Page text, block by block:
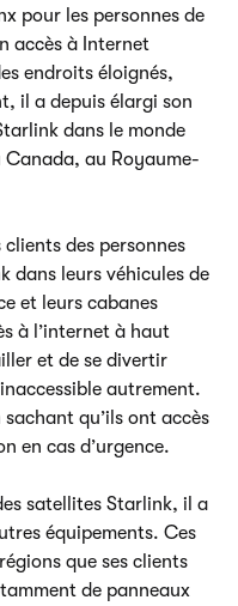
pour les personnes de
accès à Internet
endroits éloignés,
il a depuis élargi son
dans le monde
Canada, au Royaume-
des personnes
dans leurs véhicules de
et leurs cabanes
à l’internet à haut
et de se divertir
autrement.
sachant qu’ils ont accès
en cas d’urgence.
satellites Starlink, il a
équipements. Ces
que ses clients
de panneaux